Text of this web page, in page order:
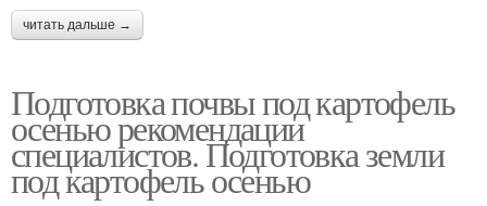
читать дальше →
Подготовка почвы под картофель
осенью рекомендации
специалистов. Подготовка земли
под картофель осенью